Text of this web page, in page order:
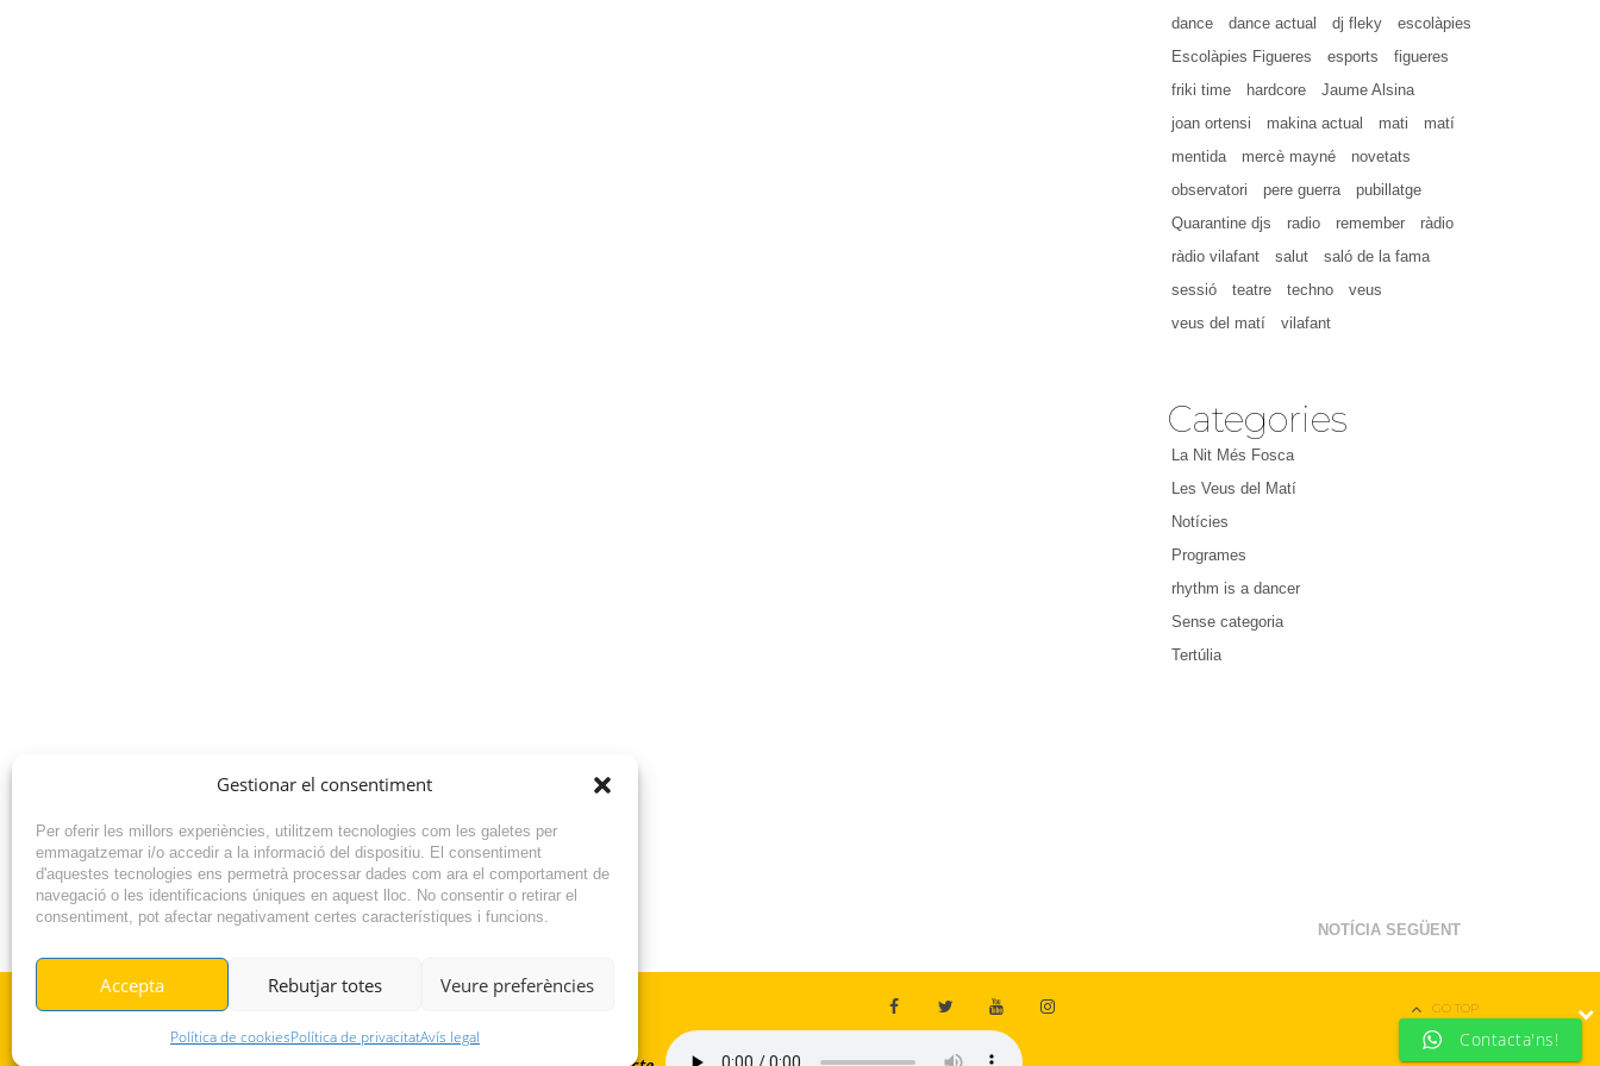
Gestionar el consentiment
Per oferir les millors experiències, utilitzem tecnologies com les galetes per
emmagatzemar i/o accedir a la informació del dispositiu. El consentiment
d'aquestes tecnologies ens permetrà processar dades com ara el comportament de
navegació o les identificacions úniques en aquest lloc. No consentir o retirar el
consentiment, pot afectar negativament certes característiques i funcions.
Accepta Rebutjar totes Veure preferències
Política de cookiesPolítica de privacitatAvís legal
dance
dance actual dj fleky
escolàpies
Escolàpies Figueres
esports
figueres
friki time
hardcore
Jaume Alsina
joan ortensi
makina actual mati
matí
mentida
mercè mayné
novetats
observatori
pere guerra
pubillatge
Quarantine djs
radio remember
ràdio
ràdio vilafant
salut
saló de la fama
sessió
teatre techno
veus
veus del matí
vilafant
Categories
La Nit Més Fosca
Les Veus del Matí
Notícies
Programes
rhythm is a dancer
Sense categoria
Tertúlia
NOTÍCIA ANTERIOR NOTÍCIA SEGÜENT
© RADIO VILAFANT 2024
|
GO TOP
Contacta'ns!